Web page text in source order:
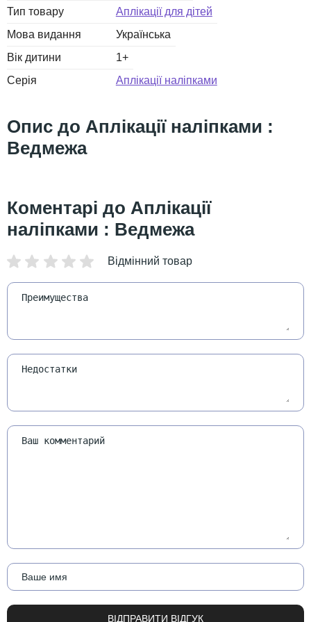
Тип товару
Аплікації для дітей
Мова видання
Українська
Вік дитини
1+
Серія
Аплікації наліпками
Аплікації наліпками :
Ведмежа
Аплікації
наліпками : Ведмежа